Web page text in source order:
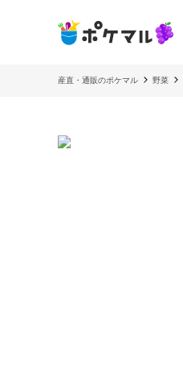
産直・通販のポケマル 野菜